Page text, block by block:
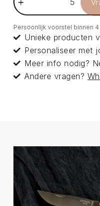
Persoonlijk voorstel binnen
Unieke producten
Personaliseer met
Meer info nodig?
Andere vragen?